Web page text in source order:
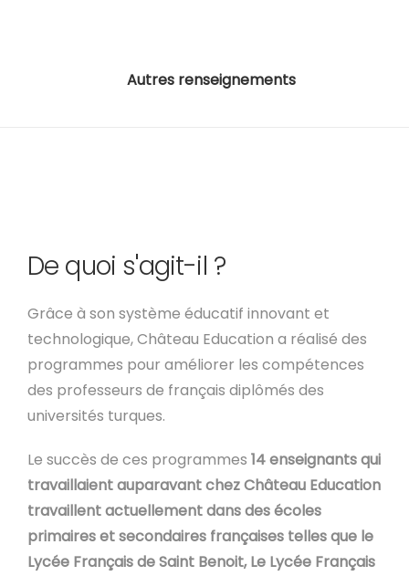
Autres renseignements
De quoi s'agit-il ?
Grâce à son système éducatif innovant et
technologique, Château Education a réalisé des
programmes pour améliorer les compétences
des professeurs de français diplômés des
universités turques.
Le succès de ces programmes 14 enseignants qui
travaillaient auparavant chez Château Education
travaillent actuellement dans des écoles
primaires et secondaires françaises telles que le
Lycée Français de Saint Benoit, Le Lycée Français